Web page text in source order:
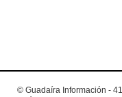
© Guadaíra Información -